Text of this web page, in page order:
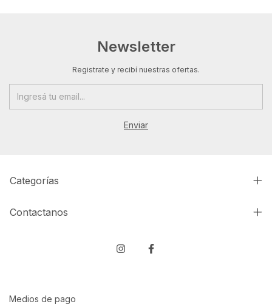
Newsletter
Registrate y recibí nuestras ofertas.
Categorías
Contactanos
Medios de pago